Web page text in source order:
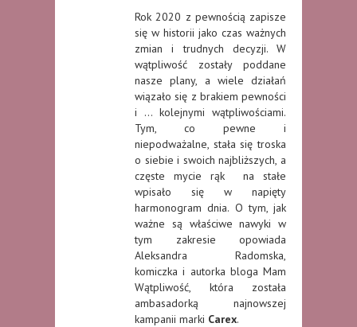
Rok 2020 z pewnością zapisze
się w historii jako czas ważnych
zmian i trudnych decyzji. W
wątpliwość zostały poddane
nasze plany, a wiele działań
wiązało się z brakiem pewności
i … kolejnymi wątpliwościami.
Tym, co pewne i
niepodważalne, stała się troska
o siebie i swoich najbliższych, a
częste mycie rąk na stałe
wpisało się w napięty
harmonogram dnia. O tym, jak
ważne są właściwe nawyki w
tym zakresie opowiada
Aleksandra Radomska,
komiczka i autorka bloga Mam
Wątpliwość, która została
ambasadorką najnowszej
kampanii marki Carex.